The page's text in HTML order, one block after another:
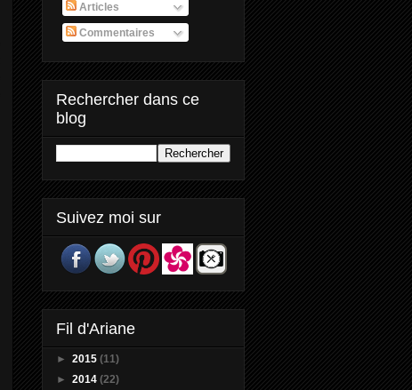
Articles
Commentaires
Rechercher dans ce
blog
Suivez moi sur
Fil d'Ariane
► 2015 (11)
► 2014 (22)